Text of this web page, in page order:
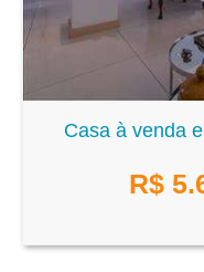
Casa à venda
R$